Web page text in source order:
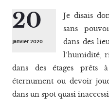
20
janvier 2020
Je disais
sans
dans des
l’humidité,
dans des étages prêts
éternument ou devoir
dans un spot quasi